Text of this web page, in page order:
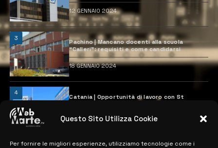
Questo Sito Utilizza Cookie
Per fornire le migliori esperienze, utilizziamo tecnologie come i
12 GENNAIO 2024
3
Pachino | Mancano docenti alla scuola
“Calleri”: requisiti e come candidarsi
18 GENNAIO 2024
4
Catania | Opportunità di lavoro con St
28 MARZO 2024